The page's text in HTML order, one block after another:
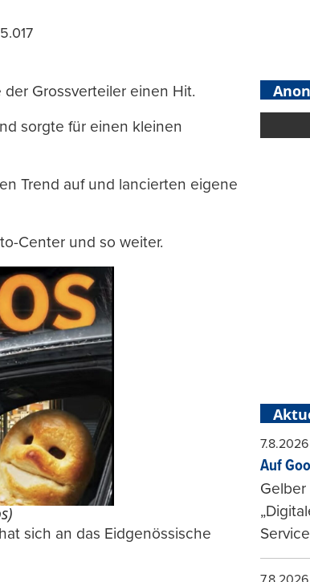
5.017
Grossverteiler einen Hit.
sorgte für einen kleinen
Trend auf und lancierten eigene
Center und so weiter.
sich an das Eidgenössische
7.8.2026
Auf